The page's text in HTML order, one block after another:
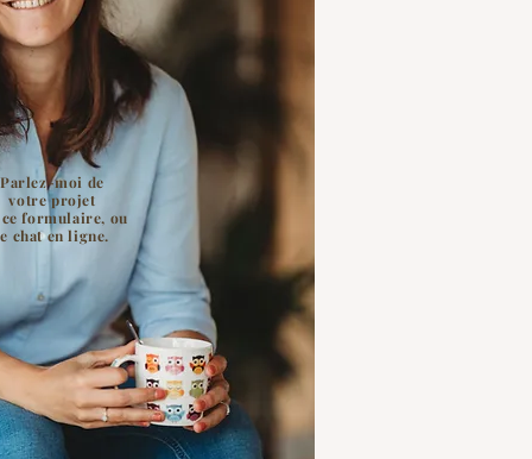
Parlez-moi de
votre projet
formulaire, ou
chat en ligne.